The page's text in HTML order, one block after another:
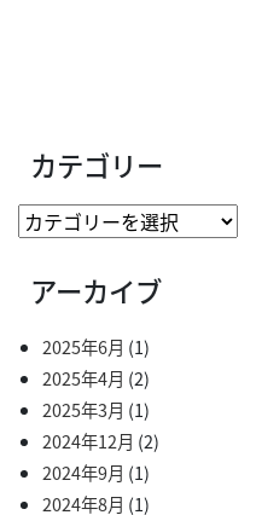
カテゴリー
アーカイブ
2025年6月 (1)
2025年4月 (2)
2025年3月 (1)
2024年12月 (2)
2024年9月 (1)
2024年8月 (1)